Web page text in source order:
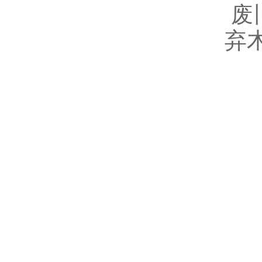
废
弃